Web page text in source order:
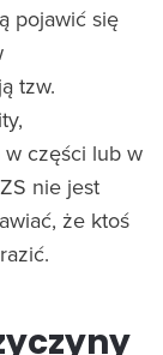
pojawić się
tzw.
części lub w
nie jest
że ktoś